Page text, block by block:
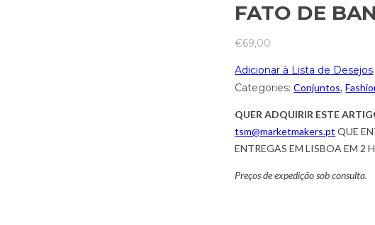
FATO DE
€69,00
Adicionar à Lista de Desejos
Categories:Conjuntos,
QUER ADQUIRIR ESTE
tsm@marketmakers.pt QUE
ENTREGAS EM LISBOA EM 2
Preços de expedição sob consulta.